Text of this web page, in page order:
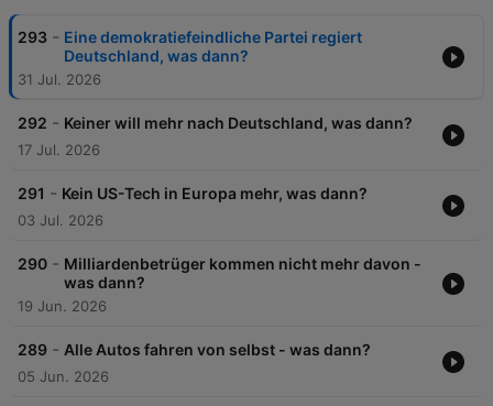
293 - Eine demokratiefeindliche Partei regiert
Deutschland, was dann?
31 Jul. 2026
292 - Keiner will mehr nach Deutschland, was dann?
17 Jul. 2026
291 - Kein US-Tech in Europa mehr, was dann?
03 Jul. 2026
290 - Milliardenbetrüger kommen nicht mehr davon -
was dann?
19 Jun. 2026
289 - Alle Autos fahren von selbst - was dann?
05 Jun. 2026